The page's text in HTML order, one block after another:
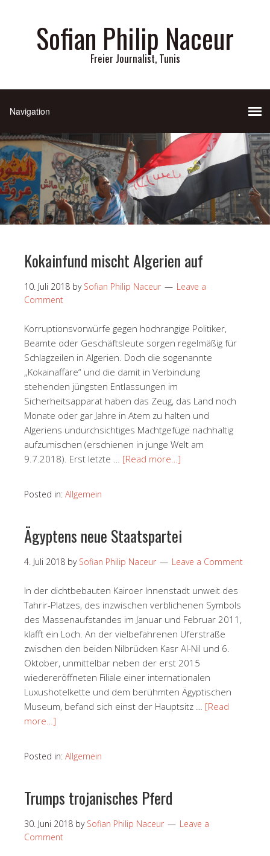
Sofian Philip Naceur
Freier Journalist, Tunis
Kokainfund mischt Algerien auf
10. Juli 2018 by Sofian Philip Naceur
Leave a
Comment
Korruptionsvorwürfe gegen hochrangige Politiker,
Beamte oder Geschäftsleute sorgen regelmäßig für
Schlagzeilen in Algerien. Doch die sogenannte
„Kokainaffäre“ und die damit in Verbindung
stehenden jüngsten Entlassungen im
Sicherheitsapparat haben das Zeug, das Land noch
Monate oder gar Jahre in Atem zu halten und
Algeriens undurchsichtiges Machtgefüge nachhaltig
aufzumischen (erschienen in junge Welt am
9.7.2018). Erst letzte … [Read more…]
Posted in: Allgemein
Ägyptens neue Staatspartei
4. Juli 2018 by Sofian Philip Naceur Leave a Comment
In der dichtbebauten Kairoer Innenstadt unweit des
Tahrir-Platzes, des inzwischen verblichenen Symbols
des Massenaufstandes im Januar und Februar 2011,
klafft ein Loch. An der vielbefahrenen Uferstraße
zwischen den beiden Nilbrücken Kasr Al-Nil und 6.
Oktober, unmittelbar neben der erst 2015
wiedereröffneten Filiale einer internationalen
Luxushotelkette und dem berühmten Ägyptischen
Museum, befand sich einst der Hauptsitz … [Read
more…]
Posted in: Allgemein
Trumps trojanisches Pferd
30. Juni 2018 by Sofian Philip Naceur
Leave a
Comment